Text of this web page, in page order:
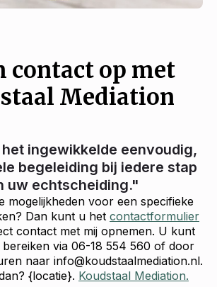
contact op met
Mediation
ingewikkelde eenvoudig,
begeleiding bij iedere stap
uw echtscheiding."
mogelijkheden voor een specifieke
Dan kunt u het contactformulier
contact met mij opnemen. U kunt
bereiken via 06-18 554 560 of door
naar info@koudstaalmediation.nl.
{locatie}. Koudstaal Mediation.